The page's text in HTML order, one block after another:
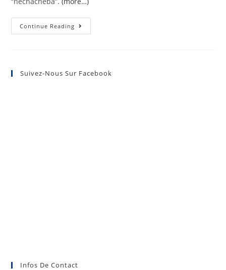
Continue Reading
Suivez-Nous Sur Facebook
Infos De Contact